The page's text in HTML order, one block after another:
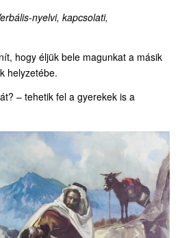
nyelvi, kapcsolati,
hogy éljük bele magunkat a másik
helyzetébe.
– tehetik fel a gyerekek is a